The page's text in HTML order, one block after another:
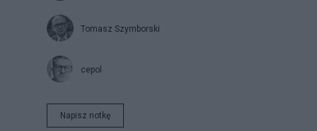
Tomasz Szymborski
cepol
Napisz notkę